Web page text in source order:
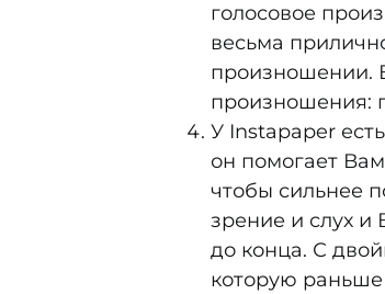
голосовое
весьма
произношении.
произношения:
У Instapaper
он помогает Вам
чтобы сильнее
зрение и слух и
до конца. С
которую